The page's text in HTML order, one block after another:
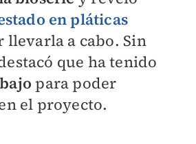
en pláticas
llevarla a cabo. Sin
que ha tenido
para poder
el proyecto.